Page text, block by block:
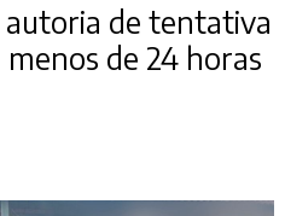
autoria de tentativa
de 24 horas